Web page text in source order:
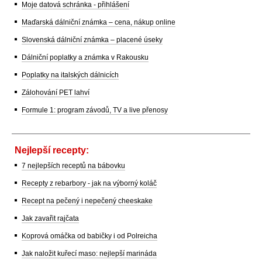
Moje datová schránka - přihlášení
Maďarská dálniční známka – cena, nákup online
Slovenská dálniční známka – placené úseky
Dálniční poplatky a známka v Rakousku
Poplatky na italských dálnicích
Zálohování PET lahví
Formule 1: program závodů, TV a live přenosy
Nejlepší recepty:
7 nejlepších receptů na bábovku
Recepty z rebarbory - jak na výborný koláč
Recept na pečený i nepečený cheeskake
Jak zavařit rajčata
Koprová omáčka od babičky i od Polreicha
Jak naložit kuřecí maso: nejlepší marináda